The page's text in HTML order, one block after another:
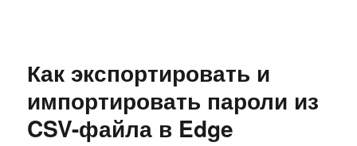
Как экспортировать и
импортировать пароли из
CSV-файла в Edge